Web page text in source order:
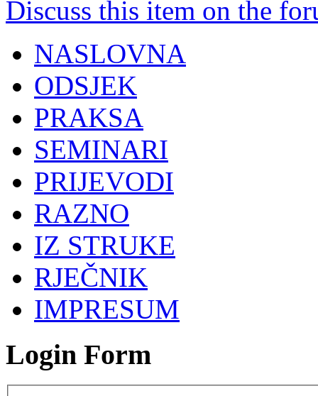
Discuss this item on the
NASLOVNA
ODSJEK
PRAKSA
SEMINARI
PRIJEVODI
RAZNO
IZ STRUKE
RJEČNIK
IMPRESUM
Login Form